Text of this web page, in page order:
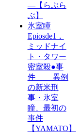
―【らぶら
ぶ】
氷室瞳
Epiosde1，
ミッドナイ
ト・タワー
密室殺●事
件 ――異例
の新米刑
事・氷室
瞳、最初の
事件
【YAMATO】